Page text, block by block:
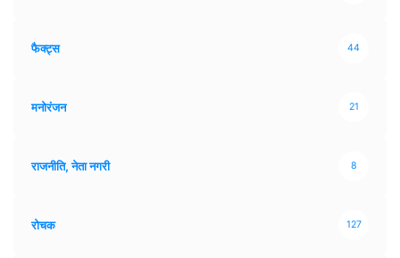
फैक्ट्स 44
मनोरंजन 21
राजनीति, नेता नगरी 8
रोचक 127